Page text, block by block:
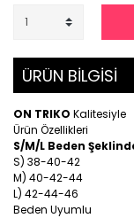
ÜRÜN BİLGİSİ
ON TRIKO Kalitesiyle
Ürün Özellikleri
S/M/L Beden
S) 38-40-42
M) 40-42-44
L) 42-44-46
Beden Uyumlu